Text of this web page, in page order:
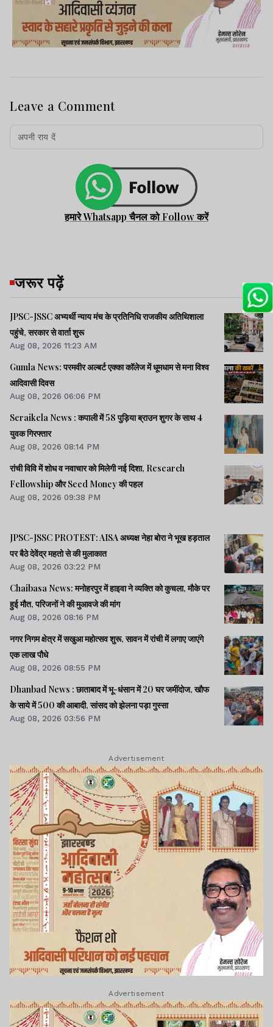
Leave a Comment
हमारे Whatsapp चैनल को Follow करें
जरूर पढ़ें
JPSC-JSSC अभ्यर्थी न्याय मंच के प्रतिनिधि राजकीय अतिथिशाला
पहुंचे, सरकार से वार्ता शुरू
Aug 08, 2026 11:23 AM
Gumla News: परमवीर अल्बर्ट एक्का कॉलेज में धूमधाम से मना विश्व
आदिवासी दिवस
Aug 08, 2026 06:06 PM
Seraikela News : कपाली में 58 पुड़िया ब्राउन शुगर के साथ 4
युवक गिरफ्तार
Aug 08, 2026 08:14 PM
रांची विवि में शोध व नवाचार को मिलेगी नई दिशा, Research
Fellowship और Seed Money की पहल
Aug 08, 2026 09:38 PM
JPSC-JSSC PROTEST: AISA अध्यक्ष नेहा बोरा ने भूख हड़ताल
पर बैठे देवेंद्र महतो से की मुलाकात
Aug 08, 2026 03:22 PM
Chaibasa News: मनोहरपुर में हाइवा ने व्यक्ति को कुचला, मौके पर
हुई मौत, परिजनों ने की मुआवजे की मांग
Aug 08, 2026 08:16 PM
नगर निगम क्षेत्र में सखुआ महोत्सव शुरू, सावन में रांची में लगाए जाएंगे
एक लाख पौधे
Aug 08, 2026 08:55 PM
Dhanbad News : छाताबाद में भू-धंसान में 20 घर जमींदोज, खौफ
के साये में 500 की आबादी, सांसद को झेलना पड़ा गुस्सा
Aug 08, 2026 03:56 PM
Advertisement
Advertisement